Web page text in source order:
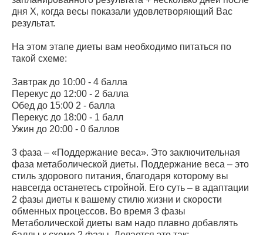
дня Х, когда весы показали удовлетворяющий Вас
результат.
На этом этапе диеты вам необходимо питаться по
такой схеме:
Завтрак до 10:00 - 4 балла
Перекус до 12:00 - 2 балла
Обед до 15:00 2 - балла
Перекус до 18:00 - 1 балл
Ужин до 20:00 - 0 баллов
3 фаза – «Поддержание веса». Это заключительная
фаза метаболической диеты. Поддержание веса – это
стиль здорового питания, благодаря которому вы
навсегда останетесь стройной. Его суть – в адаптации
2 фазы диеты к вашему стилю жизни и скорости
обменных процессов. Во время 3 фазы
Метаболической диеты вам надо плавно добавлять